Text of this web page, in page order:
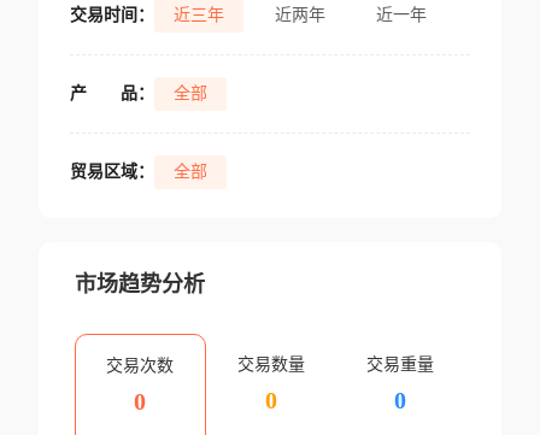
交易时间： 近三年 近两年 近一年
产 品： 全部
贸易区域： 全部
市场趋势分析
交易次数
0
交易数量
0
交易重量
0